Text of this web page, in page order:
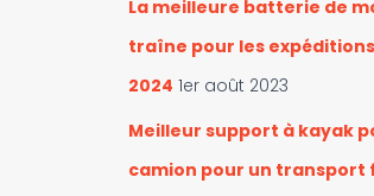
La meilleure batterie de
traîne pour les
2024 1er août 2023
Meilleur support à kayak
camion pour un transport